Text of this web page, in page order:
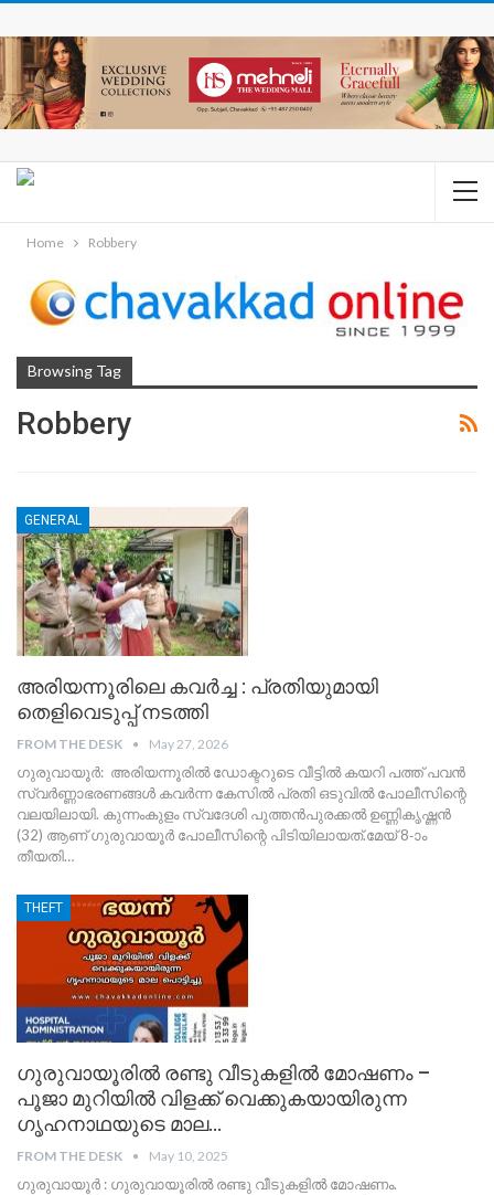
Home Robbery
Browsing Tag
Robbery
GENERAL
അരിയന്നൂരിലെ കവർച്ച : പ്രതിയുമായി
തെളിവെടുപ്പ് നടത്തി
FROM THE DESK May 27, 2026
ഗുരുവായൂർ: അരിയന്നൂരിൽ ഡോക്ടറുടെ വീട്ടിൽ കയറി പത്ത് പവൻ
സ്വർണ്ണാഭരണങ്ങൾ കവർന്ന കേസിൽ പ്രതി ഒടുവിൽ പോലീസിന്റെ
വലയിലായി. കുന്നംകുളം സ്വദേശി പുത്തൻപുരക്കൽ ഉണ്ണികൃഷ്ണൻ
(32) ആണ് ഗുരുവായൂർ പോലീസിന്റെ പിടിയിലായത്.മേയ് 8-ാം
തീയതി…
THEFT
ഗുരുവായൂരിൽ രണ്ടു വീടുകളിൽ മോഷണം –
പൂജാ മുറിയിൽ വിളക്ക് വെക്കുകയായിരുന്ന
ഗൃഹനാഥയുടെ മാല…
FROM THE DESK May 10, 2025
ഗുരുവായൂർ : ഗുരുവായൂരില്‍ രണ്ടു വീടുകളില്‍ മോഷണം.